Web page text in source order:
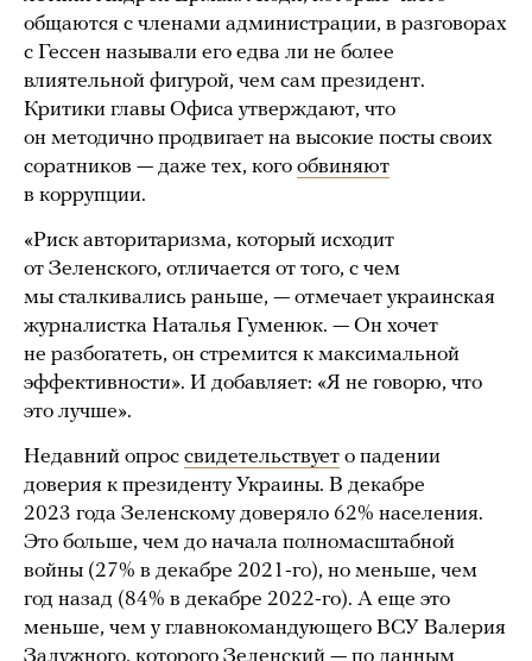
общаются с членами администрации, в разговорах
с Гессен называли его едва ли не более
влиятельной фигурой, чем сам президент.
Критики главы Офиса утверждают, что
он методично продвигает на высокие посты своих
соратников — даже тех, кого обвиняют
в коррупции.
«Риск авторитаризма, который исходит
от Зеленского, отличается от того, с чем
мы сталкивались раньше, — отмечает украинская
журналистка Наталья Гуменюк. — Он хочет
не разбогатеть, он стремится к максимальной
эффективности». И добавляет: «Я не говорю, что
это лучше».
Недавний опрос свидетельствует о падении
доверия к президенту Украины. В декабре
2023 года Зеленскому доверяло 62% населения.
Это больше, чем до начала полномасштабной
войны (27% в декабре 2021-го), но меньше, чем
год назад (84% в декабре 2022-го). А еще это
меньше, чем у главнокомандующего ВСУ Валерия